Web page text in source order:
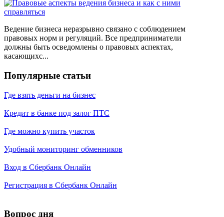
Ведение бизнеса неразрывно связано с соблюдением
правовых норм и регуляций. Все предприниматели
должны быть осведомлены о правовых аспектах,
касающихс...
Популярные статьи
Где взять деньги на бизнес
Кредит в банке под залог ПТС
Где можно купить участок
Удобный мониторинг обменников
Вход в Сбербанк Онлайн
Регистрация в Сбербанк Онлайн
Вопрос дня